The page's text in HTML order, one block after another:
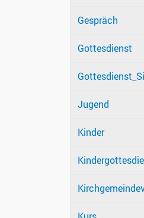
Gespräch
Gottesdienst
Jugend
Kinder